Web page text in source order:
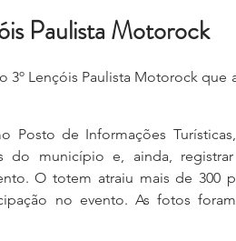
Paulista Motorock
3º Lençóis Paulista Motorock
de Informações
do município e, ainda,
O totem atraiu mais de 300
no evento. As fotos